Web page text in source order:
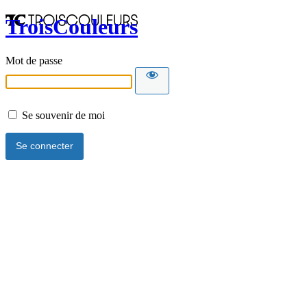
TroisCouleurs
Mot de passe
Se souvenir de moi